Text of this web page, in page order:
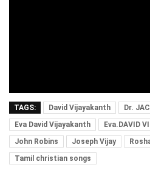
TAGS: David Vijayakanth
Dr.
Eva David Vijayakanth
Eva.DAVID
John Robins
Joseph Vijay
Tamil christian songs